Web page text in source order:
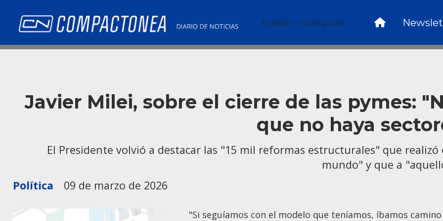
El tiempo - Tutiempo.net
Javier Milei, sobre el cierre de las pymes:
que no haya
El Presidente volvió a destacar las "15 mil reformas estructurales" que
mundo" y que a
Política
09 de marzo de 2026
"Si seguíamos con el modelo que teníamos, íbamos